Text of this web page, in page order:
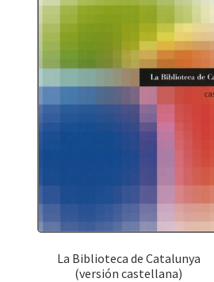
La Biblioteca de Catalunya
(versión castellana)